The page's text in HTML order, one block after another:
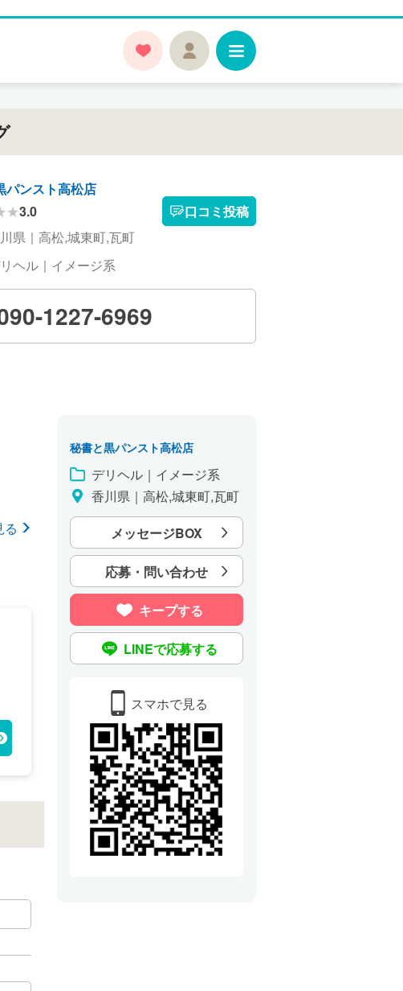
パンスト高松店
3.0
口コミ投稿
県｜高松,城東町,瓦町
ヘル｜イメージ系
1227-6969
る
秘書と黒パンスト高松店
デリヘル｜イメージ系
香川県｜高松,城東町,瓦町
メッセージBOX
応募・問い合わせ
キープする
LINEで応募する
スマホで見る